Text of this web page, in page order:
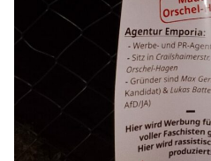
Schlagwörter:
Lukas Battenberg